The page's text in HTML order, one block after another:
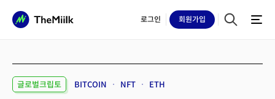
로그인 회원가입
글로벌크립토 BITCOIN NFT ETH